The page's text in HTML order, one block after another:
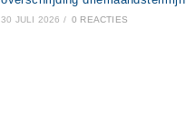
30 JULI 2026 / 0 REACTIES